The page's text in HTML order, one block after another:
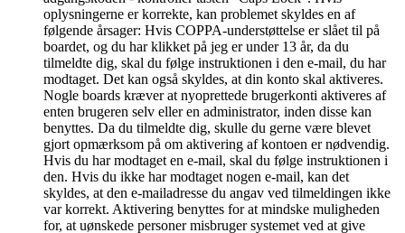
oplysningerne er korrekte, kan problemet skyldes en af
følgende årsager: Hvis COPPA-understøttelse er slået til på
boardet, og du har klikket på jeg er under 13 år, da du
tilmeldte dig, skal du følge instruktionen i den e-mail, du har
modtaget. Det kan også skyldes, at din konto skal aktiveres.
Nogle boards kræver at nyoprettede brugerkonti aktiveres af
enten brugeren selv eller en administrator, inden disse kan
benyttes. Da du tilmeldte dig, skulle du gerne være blevet
gjort opmærksom på om aktivering af kontoen er nødvendig.
Hvis du har modtaget en e-mail, skal du følge instruktionen i
den. Hvis du ikke har modtaget nogen e-mail, kan det
skyldes, at den e-mailadresse du angav ved tilmeldingen ikke
var korrekt. Aktivering benyttes for at mindske muligheden
for, at uønskede personer misbruger systemet ved at give